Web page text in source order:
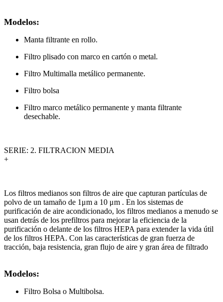
Modelos:
Manta filtrante en rollo.
Filtro plisado con marco en cartón o metal.
Filtro Multimalla metálico permanente.
Filtro bolsa
Filtro marco metálico permanente y manta filtrante
desechable.
SERIE: 2. FILTRACION MEDIA
+
Los filtros medianos son filtros de aire que capturan partículas de
polvo de un tamaño de 1μm a 10 μm . En los sistemas de
purificación de aire acondicionado, los filtros medianos a menudo se
usan detrás de los prefiltros para mejorar la eficiencia de la
purificación o delante de los filtros HEPA para extender la vida útil
de los filtros HEPA. Con las características de gran fuerza de
tracción, baja resistencia, gran flujo de aire y gran área de filtrado
Modelos:
Filtro Bolsa o Multibolsa.